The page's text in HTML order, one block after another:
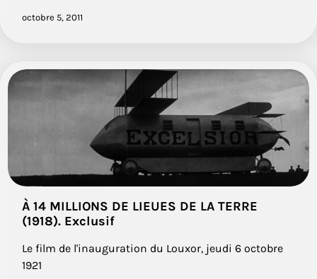
octobre 5, 2011
À 14 MILLIONS DE LIEUES DE LA TERRE
(1918). Exclusif
Le film de l'inauguration du Louxor, jeudi 6 octobre
1921